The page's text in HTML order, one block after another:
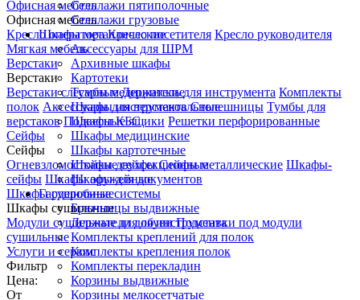
Стеллажи пятиполочные
Стеллажи грузовые
Шкафы металлические
Аксессуары для ШРМ
Архивные шкафы
Картотеки
Тумбы медицинские
Шкафы инструментальные
Шкафы КБС
Шкафы медицинские
Шкафы картотечные
Шкафы двухсекционные
Шкафы для документов
Гардеробные системы
Брючницы выдвижные
Держатели для инструмента
Комплекты креплений для полок
Комплекты крепления полок
Комплекты перекладин
Корзины выдвижные
Корзины мелкосетчатые
Офисная мебель
Офисная мебель
Кресло оператора Кресло посетителя Кресло руководителя
Мягкая мебель
Верстаки
Верстаки
Верстаки слесарные Держатель для инструмента Комплекты
полок Аксессуары для верстаков Столешницы Тумбы для
верстаков Подвесные ящики Решетки перфорированные
Сейфы
Сейфы
Огневзломостойкие сейфы Сейфы металлические Шкафы-
сейфы Шкафы оружейные
Шкафы сушильные
Шкафы сушильные
Модули сушильные для обуви Подставки под модули
сушильные
Услуги и сервис
Фильтр
Цена:
От